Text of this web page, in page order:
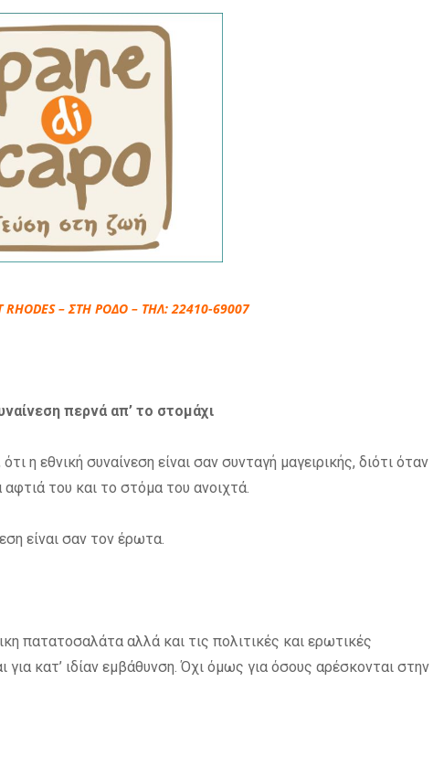
RHODES – ΣΤΗ ΡΟΔΟ – ΤΗΛ: 22410-69007
περνά απ’ το στομάχι
η εθνική συναίνεση είναι σαν συνταγή μαγειρικής, διότι όταν
του και το στόμα του ανοιχτά.
είναι σαν τον έρωτα.
πατατοσαλάτα αλλά και τις πολιτικές και ερωτικές
κατ’ ιδίαν εμβάθυνση. Όχι όμως για όσους αρέσκονται στην